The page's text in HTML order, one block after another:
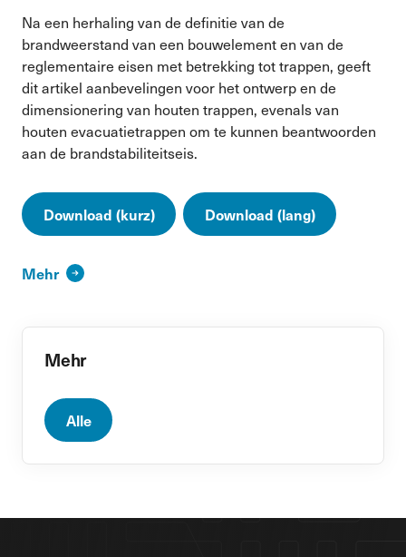
Na een herhaling van de definitie van de
brandweerstand van een bouwelement en van de
reglementaire eisen met betrekking tot trappen, geeft
dit artikel aanbevelingen voor het ontwerp en de
dimensionering van houten trappen, evenals van
houten evacuatietrappen om te kunnen beantwoorden
aan de brandstabiliteitseis.
Download (kurz) Download (lang)
Mehr
Mehr
Alle